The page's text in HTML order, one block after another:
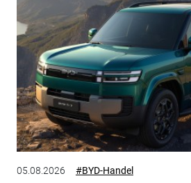
05.08.2026 #BYD-Handel